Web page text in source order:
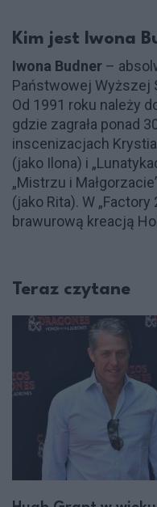
Kim jest Iwona
Iwona Budner –
Państwowej Wyższej
Od 1991 roku należy
gdzie zagrała ponad
inscenizacjach
(jako Ilona) i
„Mistrzu i
(jako Rita). W
brawurową kreacją
Teraz czytane